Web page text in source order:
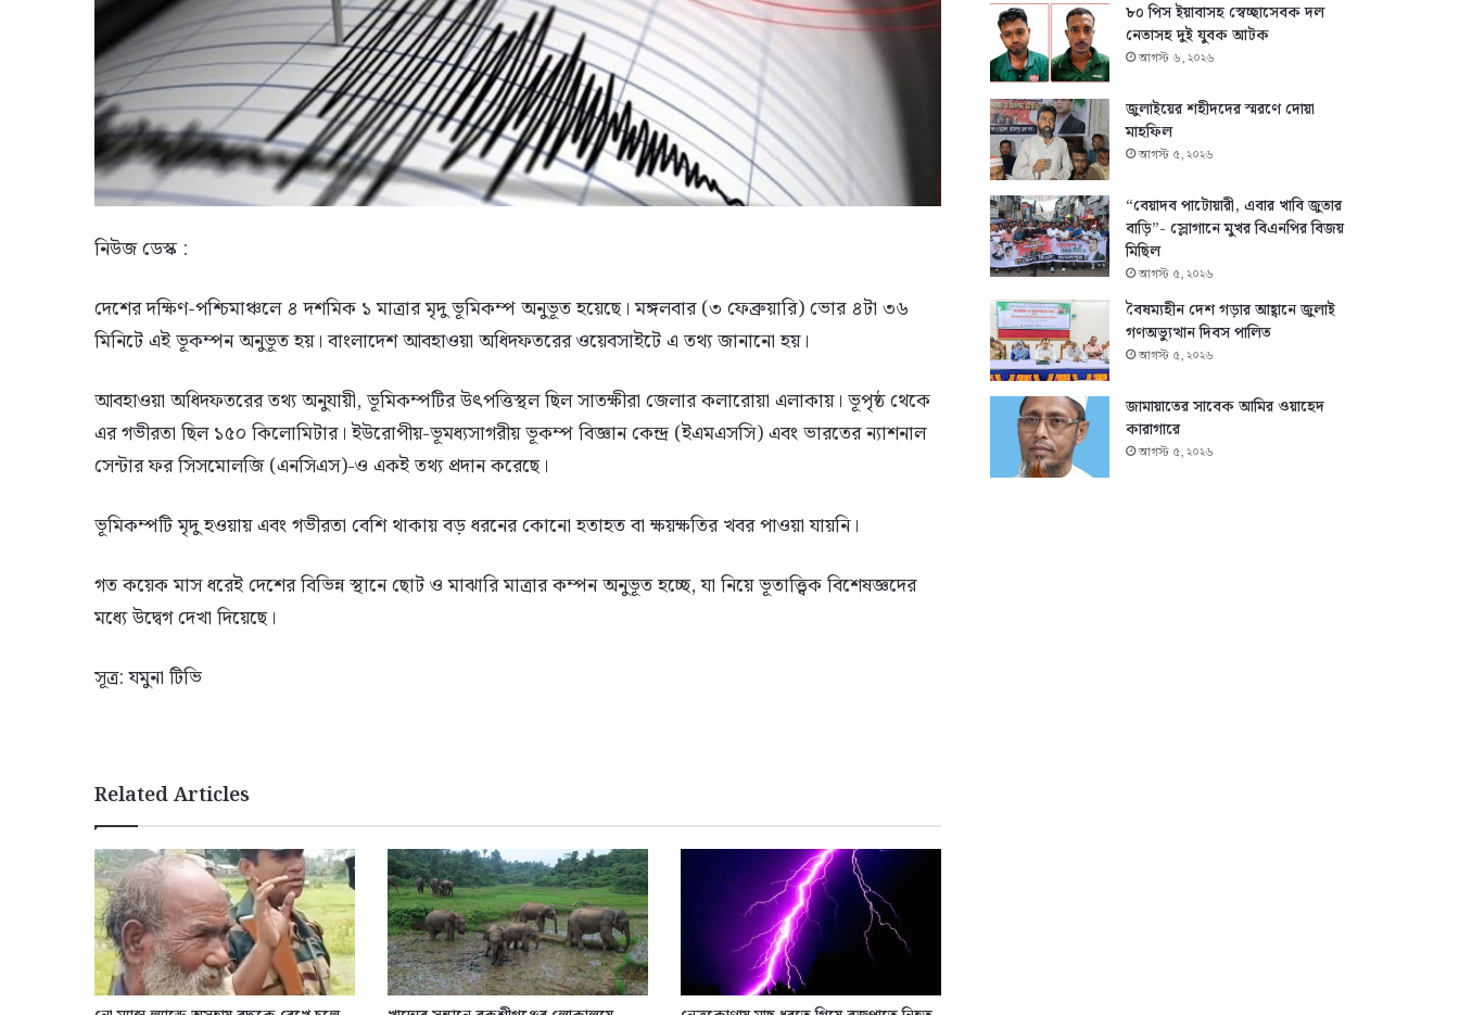
নিউজ ডেস্ক :
দেশের দক্ষিণ-পশ্চিমাঞ্চলে ৪ দশমিক ১ মাত্রার মৃদু ভূমিকম্প অনুভূত হয়েছে। মঙ্গলবার (৩ ফেব্রুয়ারি) ভোর ৪টা ৩৬
মিনিটে এই ভূকম্পন অনুভূত হয়। বাংলাদেশ আবহাওয়া অধিদফতরের ওয়েবসাইটে এ তথ্য জানানো হয়।
আবহাওয়া অধিদফতরের তথ্য অনুযায়ী, ভূমিকম্পটির উৎপত্তিস্থল ছিল সাতক্ষীরা জেলার কলারোয়া এলাকায়। ভূপৃষ্ঠ থেকে
এর গভীরতা ছিল ১৫০ কিলোমিটার। ইউরোপীয়-ভূমধ্যসাগরীয় ভূকম্প বিজ্ঞান কেন্দ্র (ইএমএসসি) এবং ভারতের ন্যাশনাল
সেন্টার ফর সিসমোলজি (এনসিএস)-ও একই তথ্য প্রদান করেছে।
ভূমিকম্পটি মৃদু হওয়ায় এবং গভীরতা বেশি থাকায় বড় ধরনের কোনো হতাহত বা ক্ষয়ক্ষতির খবর পাওয়া যায়নি।
গত কয়েক মাস ধরেই দেশের বিভিন্ন স্থানে ছোট ও মাঝারি মাত্রার কম্পন অনুভূত হচ্ছে, যা নিয়ে ভূতাত্ত্বিক বিশেষজ্ঞদের
মধ্যে উদ্বেগ দেখা দিয়েছে।
সূত্র: যমুনা টিভি
Related Articles
৮০ পিস ইয়াবাসহ স্বেচ্ছাসেবক দল
নেতাসহ দুই যুবক আটক
আগস্ট ৬, ২০২৬
জুলাইয়ের শহীদদের স্মরণে দোয়া
মাহফিল
আগস্ট ৫, ২০২৬
“বেয়াদব পাটোয়ারী, এবার খাবি জুতার
বাড়ি”- স্লোগানে মুখর বিএনপির বিজয়
মিছিল
আগস্ট ৫, ২০২৬
বৈষম্যহীন দেশ গড়ার আহ্বানে জুলাই
গণঅভ্যুত্থান দিবস পালিত
আগস্ট ৫, ২০২৬
জামায়াতের সাবেক আমির ওয়াহেদ
কারাগারে
আগস্ট ৫, ২০২৬